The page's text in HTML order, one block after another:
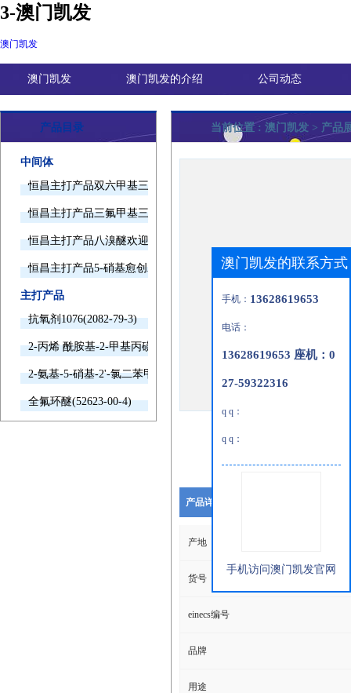
3-澳门凯发
澳门凯发
澳门凯发 澳门凯发的介绍 公司动态
产品目录
中间体
恒昌主打产品双六甲基三胺欢迎询价
恒昌主打产品三氟甲基三甲基硅烷欢迎询价
恒昌主打产品八溴醚欢迎询价
恒昌主打产品5-硝基愈创木酚钠欢迎询价
主打产品
抗氧剂1076(2082-79-3)
2-丙烯 酰胺基-2-甲基丙磺酸(15214-89-8)
2-氨基-5-硝基-2'-氯二苯甲酮(2011-66-7)
全氟环醚(52623-00-4)
当前位置 : 澳门凯发 > 产品
产品详细说明
产地
货号
einecs编号
品牌
用途
澳门凯发的联系方式
手机： 13628619653
电话：
13628619653 座机：0
27-59322316
q q：
q q：
手机访问澳门凯发官网